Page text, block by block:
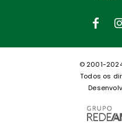
© 2001-
Todos os